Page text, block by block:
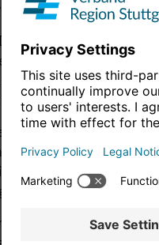
Lösungen finden
Region ist Träger der
Er fragte sich,
ein ganzes System
in geringen Teilen
weitere Fragen zu
werde und
abgeneigt, wenn die
geklärt seien.
nach Horb